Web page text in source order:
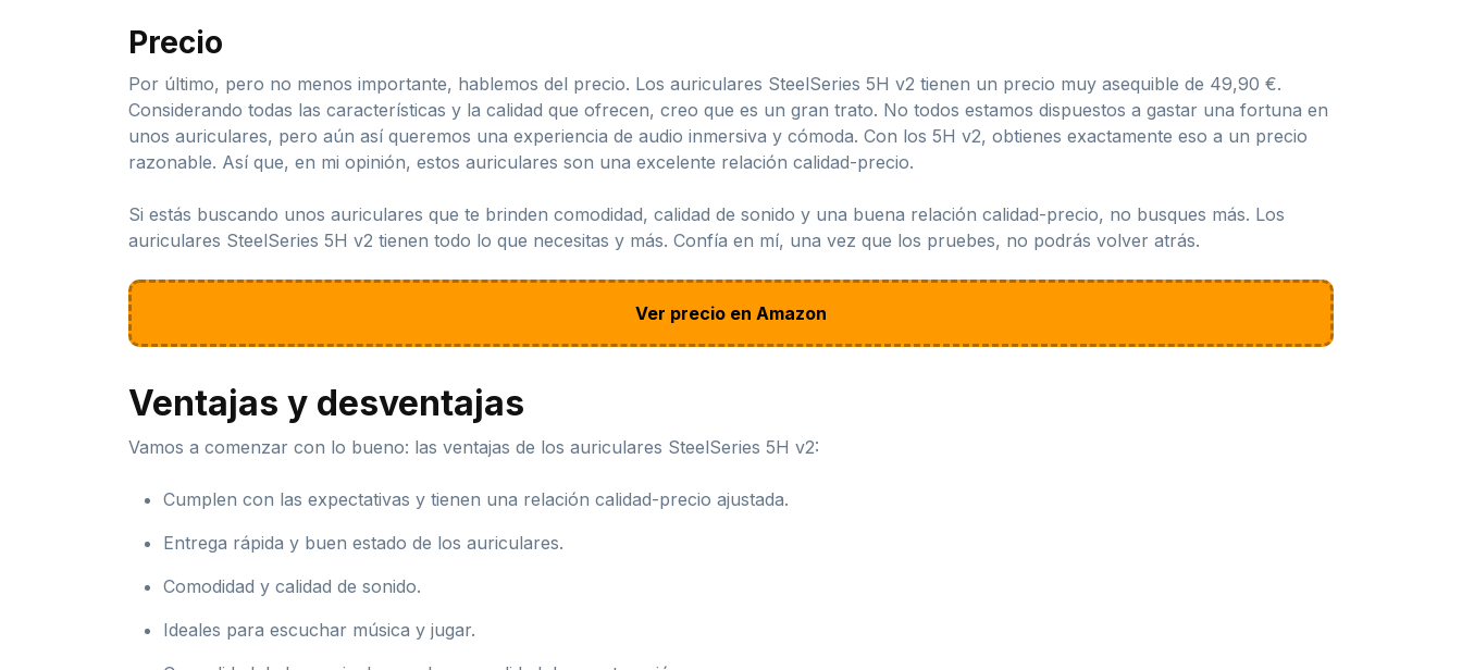
Precio
Por último, pero no menos importante, hablemos del precio. Los auriculares SteelSeries 5H v2 tienen un precio muy asequible de 49,90 €.
Considerando todas las características y la calidad que ofrecen, creo que es un gran trato. No todos estamos dispuestos a gastar una fortuna en
unos auriculares, pero aún así queremos una experiencia de audio inmersiva y cómoda. Con los 5H v2, obtienes exactamente eso a un precio
razonable. Así que, en mi opinión, estos auriculares son una excelente relación calidad-precio.
Si estás buscando unos auriculares que te brinden comodidad, calidad de sonido y una buena relación calidad-precio, no busques más. Los
auriculares SteelSeries 5H v2 tienen todo lo que necesitas y más. Confía en mí, una vez que los pruebes, no podrás volver atrás.
Ver precio en Amazon
Ventajas y desventajas
Vamos a comenzar con lo bueno: las ventajas de los auriculares SteelSeries 5H v2:
Cumplen con las expectativas y tienen una relación calidad-precio ajustada.
Entrega rápida y buen estado de los auriculares.
Comodidad y calidad de sonido.
Ideales para escuchar música y jugar.